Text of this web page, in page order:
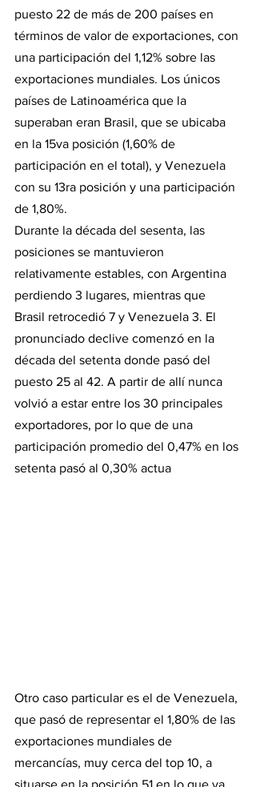
puesto 22 de más de 200 países en
términos de valor de exportaciones, con
una participación del 1,12% sobre las
exportaciones mundiales. Los únicos
países de Latinoamérica que la
superaban eran Brasil, que se ubicaba
en la 15va posición (1,60% de
participación en el total), y Venezuela
con su 13ra posición y una participación
de 1,80%.
Durante la década del sesenta, las
posiciones se mantuvieron
relativamente estables, con Argentina
perdiendo 3 lugares, mientras que
Brasil retrocedió 7 y Venezuela 3. El
pronunciado declive comenzó en la
década del setenta donde pasó del
puesto 25 al 42. A partir de allí nunca
volvió a estar entre los 30 principales
exportadores, por lo que de una
participación promedio del 0,47% en los
setenta pasó al 0,30% actua
Otro caso particular es el de Venezuela,
que pasó de representar el 1,80% de las
exportaciones mundiales de
mercancías, muy cerca del top 10, a
situarse en la posición 51 en lo que va